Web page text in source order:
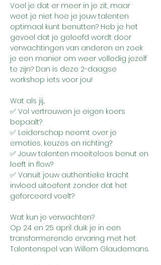
Voel je dat er meer in je zit, maar
weet je niet hoe je jouw talenten
optimaal kunt benutten? Heb je het
gevoel dat je geleefd wordt door
verwachtingen van anderen en zoek
je een manier om weer volledig jezelf
te zijn? Dan is deze 2-daagse
workshop iets voor jou!
Wat als jij...
✅ Vol vertrouwen je eigen koers
bepaalt?
✅ Leiderschap neemt over je
emoties, keuzes en richting?
✅ Jouw talenten moeiteloos benut en
leeft in flow?
✅ Vanuit jouw authentieke kracht
invloed uitoefent zonder dat het
geforceerd voelt?
Wat kun je verwachten?
Op 24 en 25 april duik je in een
transformerende ervaring met het
Talentenspel van Willem Glaudemans.